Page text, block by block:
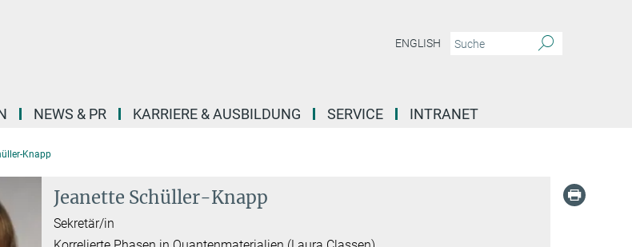
ENGLISH
NEWS & PR KARRIERE & AUSBILDUNG SERVICE INTRANET
Knapp
Jeanette Schüller-Knapp
Sekretär/in